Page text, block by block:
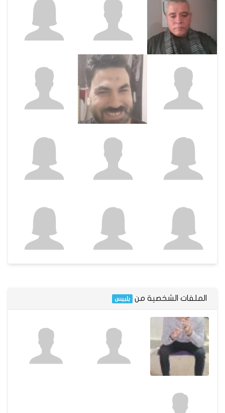
الملفات الشخصية من بلبيس